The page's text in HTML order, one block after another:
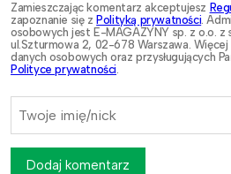
Zamieszczając komentarz akceptujesz
zapoznanie się z Polityką prywatności.
osobowych jest E-MAGAZYNY sp. z o.o. z
ul.Szturmowa 2, 02-678 Warszawa.
danych osobowych oraz przysługujących
Polityce prywatności.
Dodaj komentarz